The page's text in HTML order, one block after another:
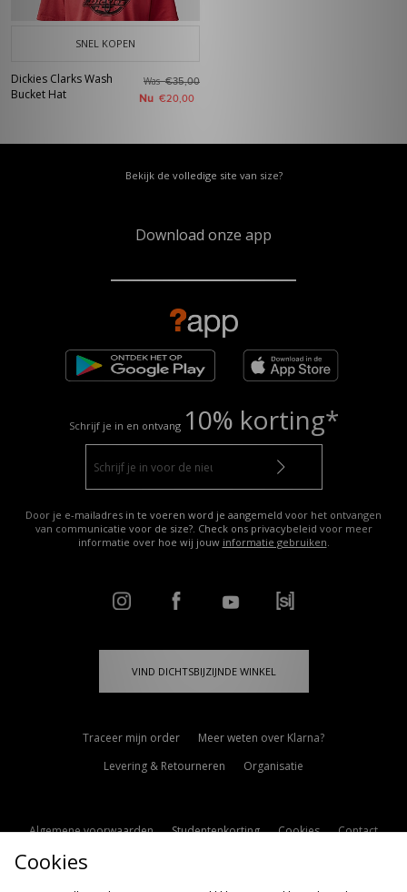
SNEL KOPEN
Dickies Clarks Wash
Bucket Hat
Was€35,00
Nu €20,00
Bekijk de volledige site van size?
Download onze app
Schrijf je in en ontvang 10% korting*
Door je e-mailadres in te voeren word je aangemeld voor het ontvangen
van communicatie voor de size?. Check ons privacybeleid voor meer
informatie over hoe wij jouw informatie gebruiken.
VIND DICHTSBIJZIJNDE WINKEL
Traceer mijn order
Meer weten over Klarna?
Levering & Retourneren
Organisatie
Algemene voorwaarden Studentenkorting Cookies
Contact
Cookie Instellingen
Cookies